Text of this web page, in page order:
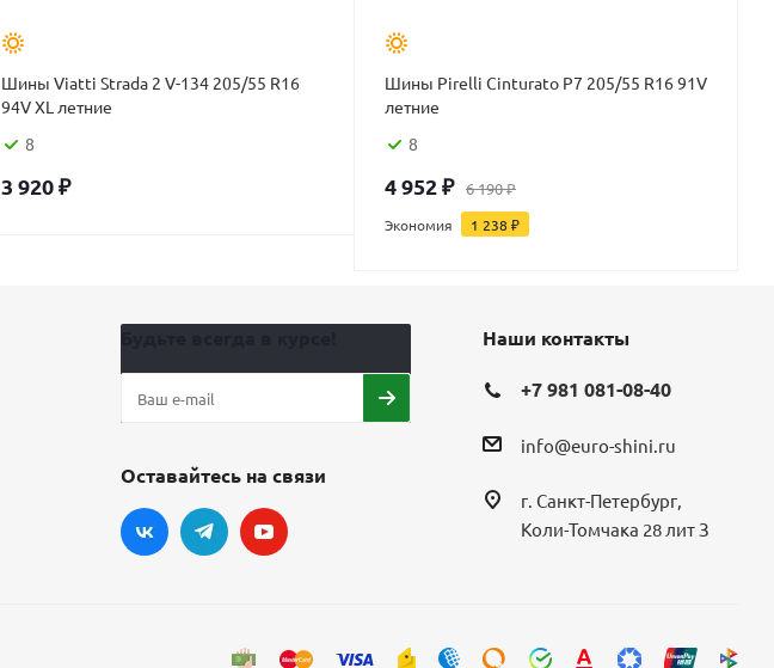
Шины Viatti Strada 2 V-134 205/55 R16
94V XL летние
8
3 920₽
Шины Pirelli Cinturato P7 205/55 R16 91V
летние
8
4 952₽ 6 190₽
Экономия 1 238 ₽
Оставайтесь на связи
Наши контакты
+7 981 081-08-40
info@euro-shini.ru
г. Санкт-Петербург,
Коли-Томчака 28 лит З